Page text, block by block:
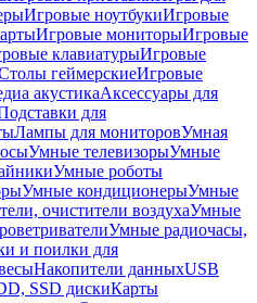
Игровые ноутбукиИгровые
Игровые мониторыИгровые
клавиатурыИгровые
геймерскиеИгровые
акустикаАксессуары для
для
Лампы для мониторовУмная
Умные телевизорыУмные
Умные роботы
Умные кондиционерыУмные
очистители воздухаУмные
Умные радиочасы,
и поилки для
Накопители данныхUSB
SSD дискиКарты